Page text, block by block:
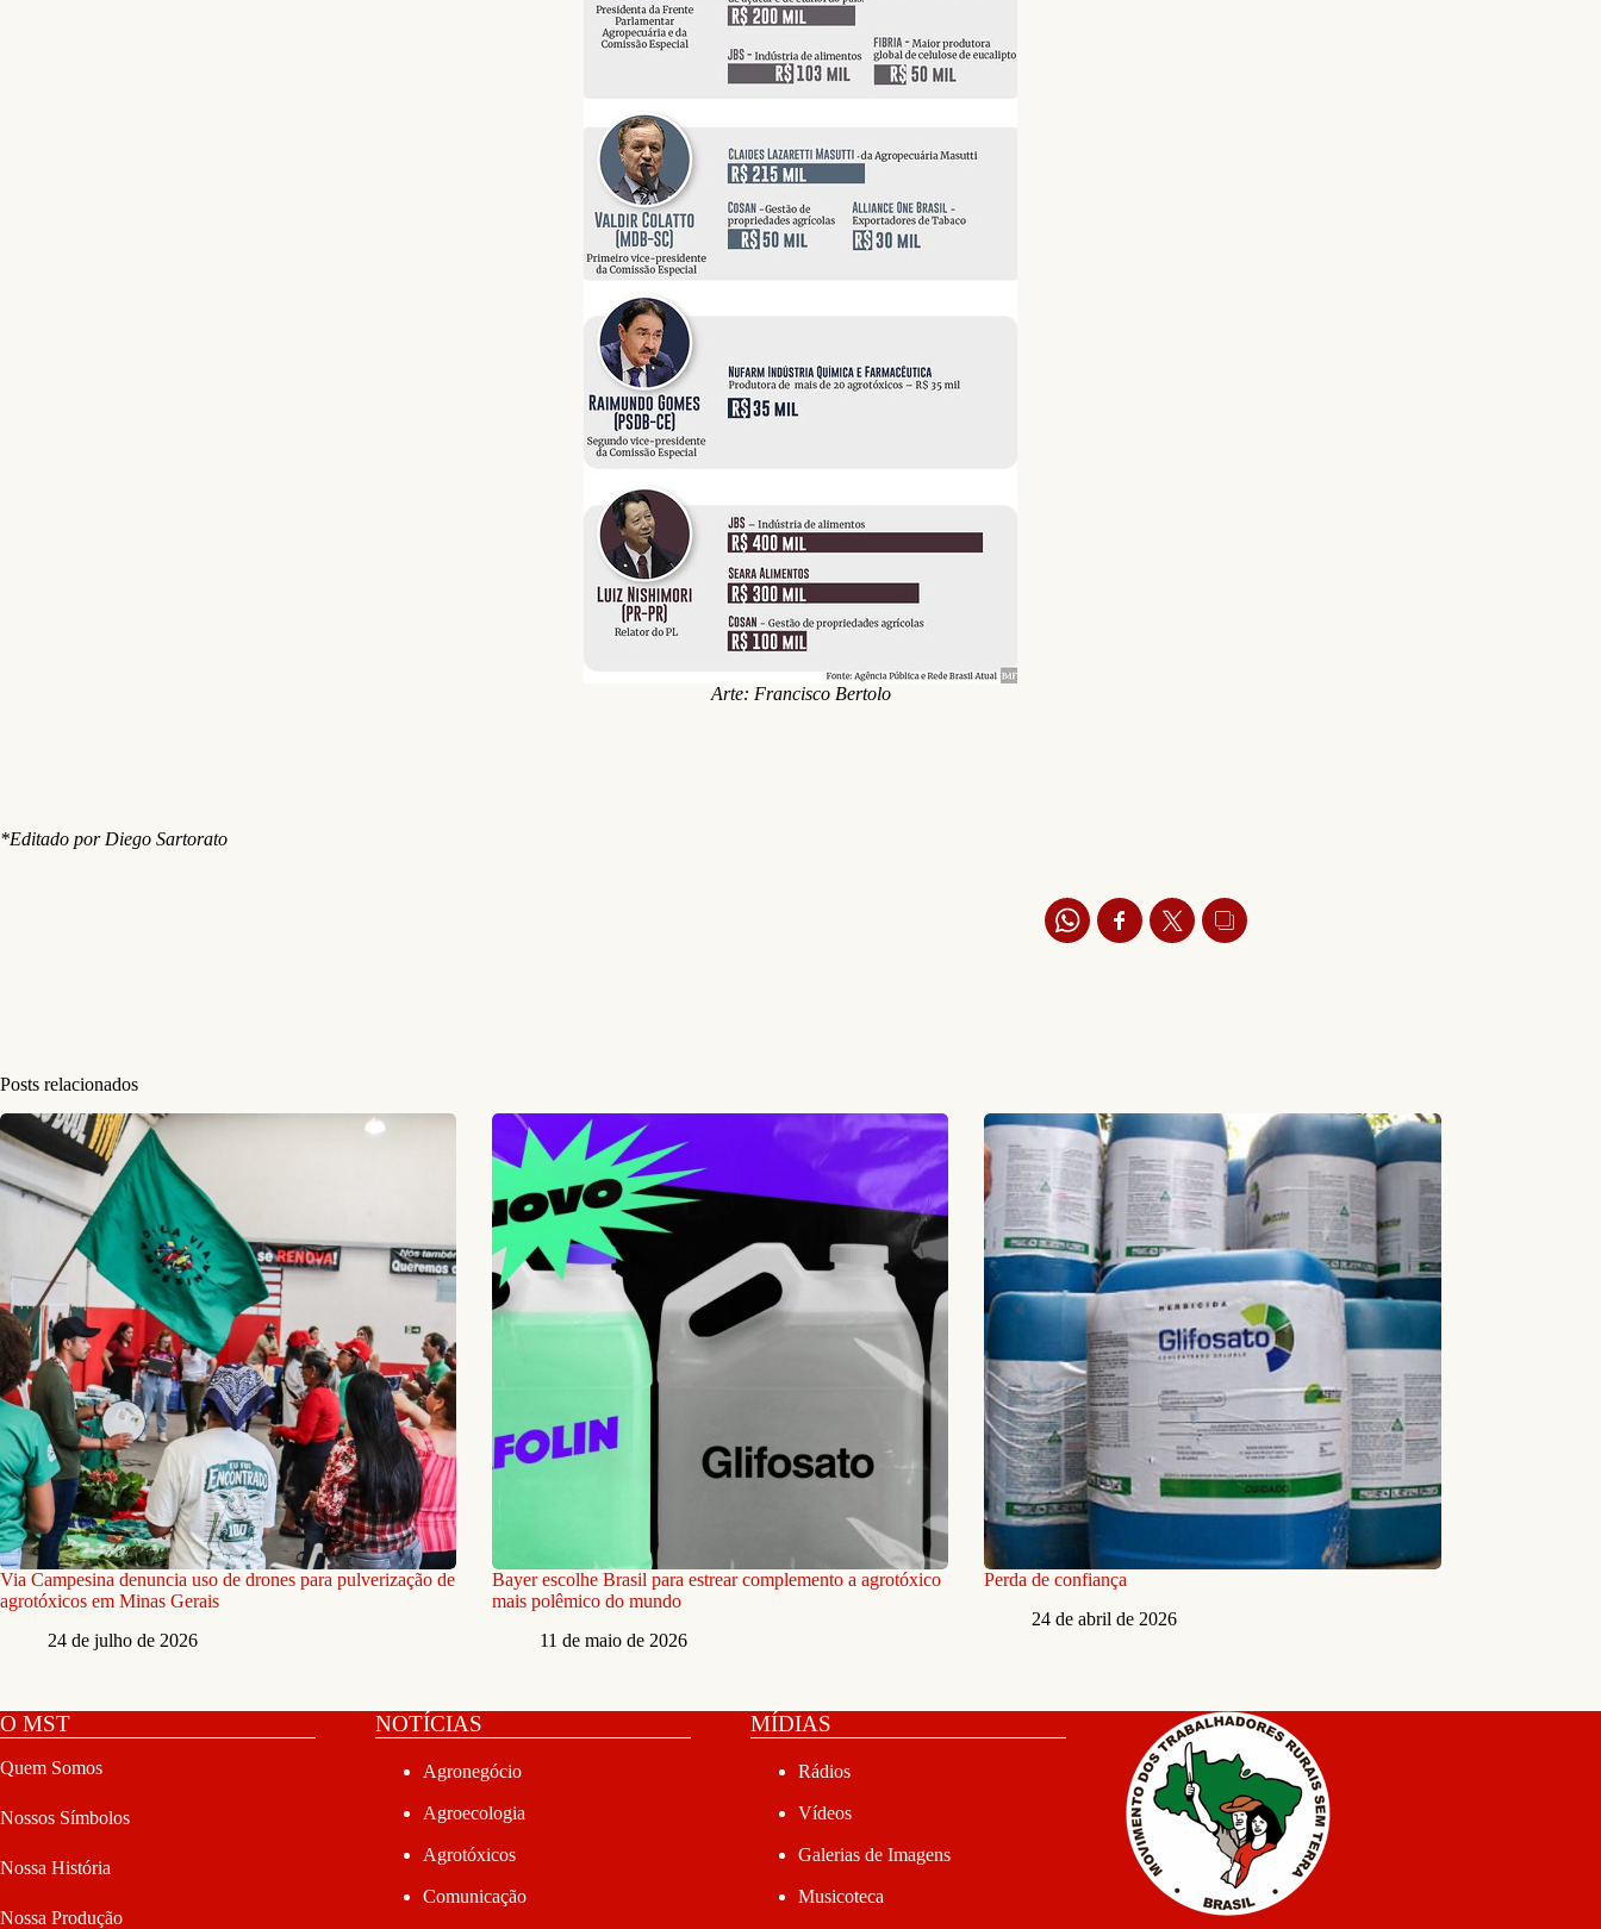
Arte: Francisco Bertolo
*Editado por Diego Sartorato
Posts relacionados
Via Campesina denuncia uso de drones para pulverização de
agrotóxicos em Minas Gerais
24 de julho de 2026
Bayer escolhe Brasil para estrear complemento a agrotóxico
mais polêmico do mundo
11 de maio de 2026
Perda de confiança
24 de abril de 2026
O MST
Quem Somos
Nossos Símbolos
Nossa História
Nossa Produção
NOTÍCIAS
Agronegócio
Agroecologia
Agrotóxicos
Comunicação
MÍDIAS
Rádios
Vídeos
Galerias de Imagens
Musicoteca